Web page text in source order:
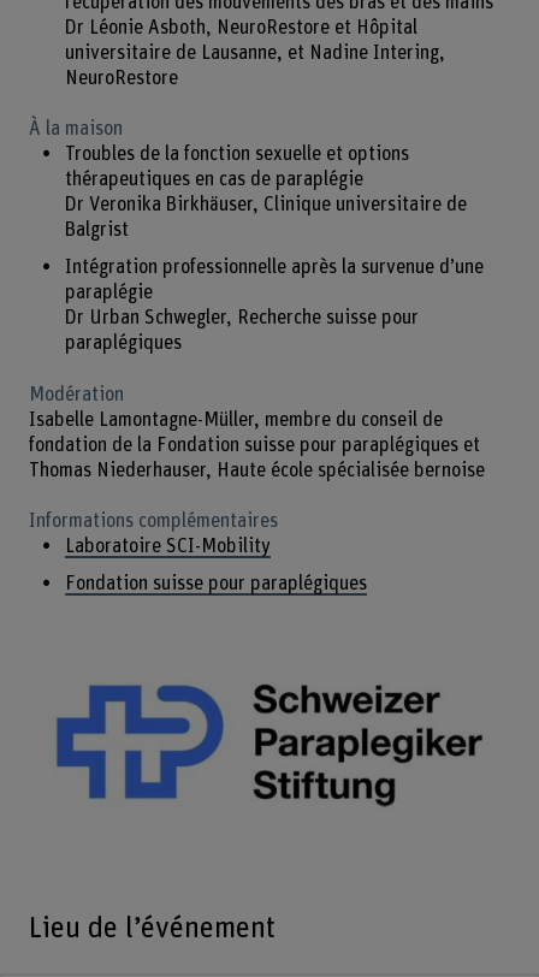
Dr Léonie Asboth, NeuroRestore et Hôpital
universitaire de Lausanne, et Nadine Intering,
NeuroRestore
À la maison
Troubles de la fonction sexuelle et options
thérapeutiques en cas de paraplégie
Dr Veronika Birkhäuser, Clinique universitaire de
Balgrist
Intégration professionnelle après la survenue d’une
paraplégie
Dr Urban Schwegler, Recherche suisse pour
paraplégiques
Modération
Isabelle Lamontagne-Müller, membre du conseil de
fondation de la Fondation suisse pour paraplégiques et
Thomas Niederhauser, Haute école spécialisée bernoise
Informations complémentaires
Laboratoire SCI-Mobility
Fondation suisse pour paraplégiques
Lieu de l’événement